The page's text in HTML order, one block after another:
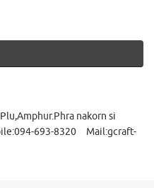
nakorn si
693-8320 Mail:gcraft-